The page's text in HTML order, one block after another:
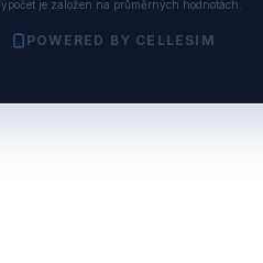
je založen na průměrných hodnotách.
POWERED BY CELLESIM